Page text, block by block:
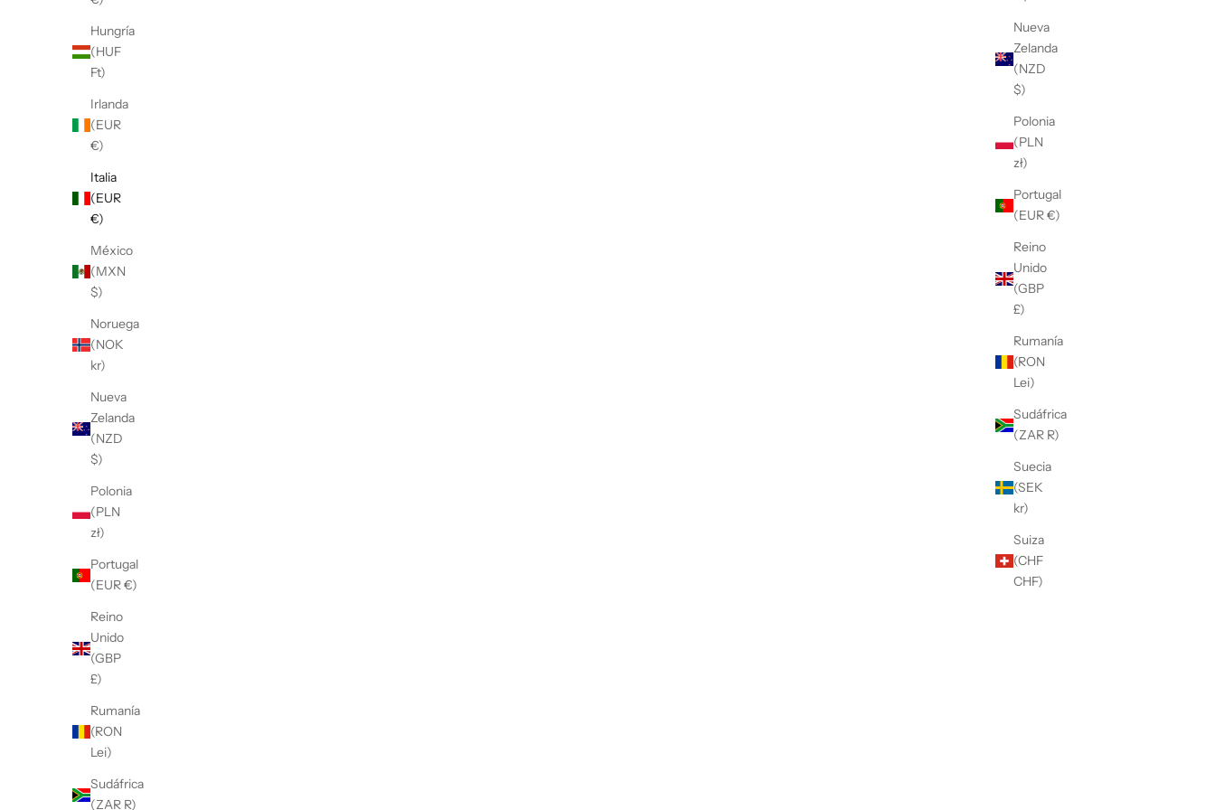
Nueva
Zelanda
(NZD
$)
Polonia
(PLN
zł)
Portugal
(EUR €)
Reino
Unido
(GBP
£)
Rumanía
(RON
Lei)
Sudáfrica
(ZAR R)
Suecia
(SEK
kr)
Suiza
(CHF
CHF)
Hungría
(HUF
Ft)
Irlanda
(EUR
€)
Italia
(EUR
€)
México
(MXN
$)
Noruega
(NOK
kr)
Nueva
Zelanda
(NZD
$)
Polonia
(PLN
zł)
Portugal
(EUR €)
Reino
Unido
(GBP
£)
Rumanía
(RON
Lei)
Sudáfrica
(ZAR R)